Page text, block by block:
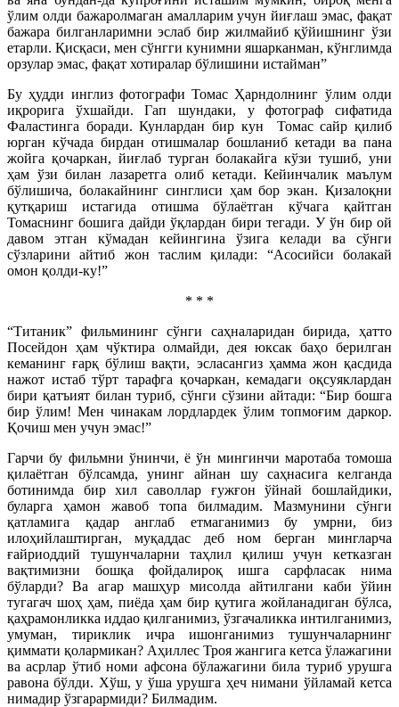
ўлим олди бажаролмаган амалларим учун йиғлаш эмас, фақат
бажара билганларимни эслаб бир жилмайиб қўйишнинг ўзи
етарли. Қисқаси, мен сўнгги кунимни яшарканман, кўнглимда
орзулар эмас, фақат хотиралар бўлишини истайман”
Бу ҳудди инглиз фотографи Томас Ҳарндолнинг ўлим олди
иқрорига ўхшайди. Гап шундаки, у фотограф сифатида
Фаластинга боради. Кунлардан бир кун Томас сайр қилиб
юрган кўчада бирдан отишмалар бошланиб кетади ва пана
жойга қочаркан, йиғлаб турган болакайга кўзи тушиб, уни
ҳам ўзи билан лазаретга олиб кетади. Кейинчалик маълум
бўлишича, болакайнинг синглиси ҳам бор экан. Қизалоқни
қутқариш истагида отишма бўлаётган кўчага қайтган
Томаснинг бошига дайди ўқлардан бири тегади. У ўн бир ой
давом этган кўмадан кейингина ўзига келади ва сўнги
сўзларини айтиб жон таслим қилади: “Асосийси болакай
омон қолди-ку!”
* * *
“Титаник” фильмининг сўнги саҳналаридан бирида, ҳатто
Посейдон ҳам чўктира олмайди, дея юксак баҳо берилган
кеманинг ғарқ бўлиш вақти, эсласангиз ҳамма жон қасдида
нажот истаб тўрт тарафга қочаркан, кемадаги оқсуяклардан
бири қатъият билан туриб, сўнги сўзини айтади: “Бир бошга
бир ўлим! Мен чинакам лордлардек ўлим топмоғим даркор.
Қочиш мен учун эмас!”
Гарчи бу фильмни ўнинчи, ё ўн мингинчи маротаба томоша
қилаётган бўлсамда, унинг айнан шу саҳнасига келганда
ботинимда бир хил саволлар ғужғон ўйнай бошлайдики,
буларга ҳамон жавоб топа билмадим. Мазмунини сўнги
қатламига қадар англаб етмаганимиз бу умрни, биз
илоҳийлаштирган, муқаддас деб ном берган мингларча
ғайриоддий тушунчаларни таҳлил қилиш учун кетказган
вақтимизни бошқа фойдалироқ ишга сарфласак нима
бўларди? Ва агар машҳур мисолда айтилгани каби ўйин
тугагач шоҳ ҳам, пиёда ҳам бир қутига жойланадиган бўлса,
қаҳрамонликка иддао қилганимиз, ўзгачаликка интилганимиз,
умуман, тириклик ичра ишонганимиз тушунчаларнинг
қиммати қолармикан? Аҳиллес Троя жангига кетса ўлажагини
ва асрлар ўтиб номи афсона бўлажагини била туриб урушга
равона бўлди. Хўш, у ўша урушга ҳеч нимани ўйламай кетса
нимадир ўзгарармиди? Билмадим.